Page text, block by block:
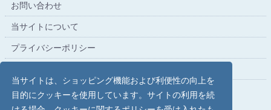
当サイトは、ショッピング機能および利便性の向上を
目的にクッキーを使用しています。サイトの利用を続
お問い合わせ
当サイトについて
プライバシーポリシー